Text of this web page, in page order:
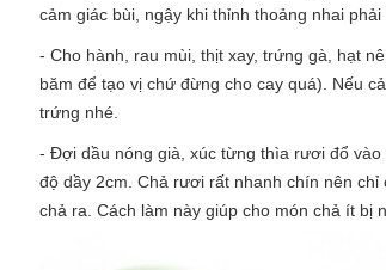
cảm giác bùi, ngậy khi thỉnh thoảng nhai
- Cho hành, rau mùi, thịt xay, trứng gà, hạt
băm để tạo vị chứ đừng cho cay quá). Nếu
trứng nhé.
- Đợi dầu nóng già, xúc từng thìa rươi đổ
độ dầy 2cm. Chả rươi rất nhanh chín nên
chả ra. Cách làm này giúp cho món chả ít bị